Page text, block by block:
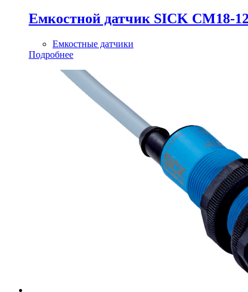
Емкостной датчик SICK CM18-
Емкостные датчики
Подробнее